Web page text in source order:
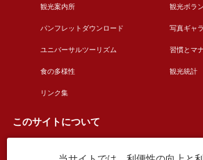
観光案内所 観光ボラ
パンフレットダウンロード 写真ギャ
ユニバーサルツーリズム 習慣とマ
食の多様性 観光統計
リンク集
このサイトについて
このサイトについて 広告掲載